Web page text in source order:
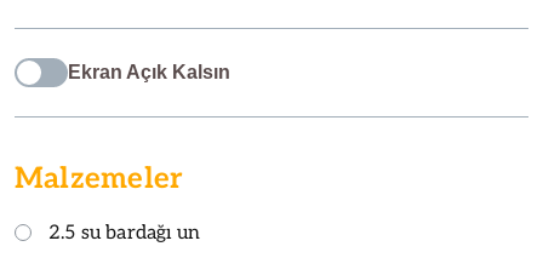
Ekran Açık Kalsın
Malzemeler
2.5 su bardağı un